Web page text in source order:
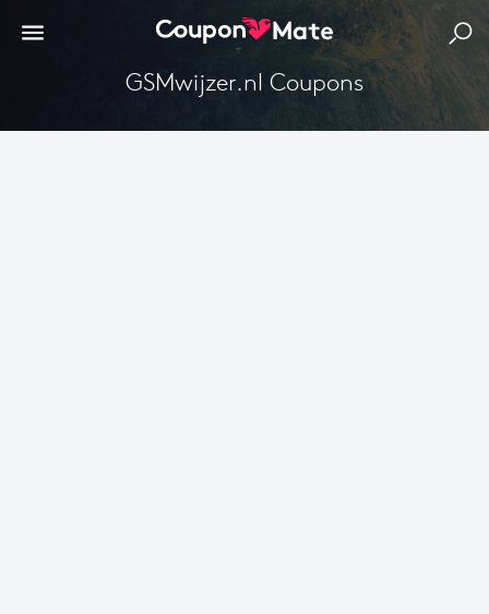
GSMwijzer.nl Coupons